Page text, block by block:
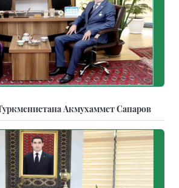
Акмухаммет Сапаров